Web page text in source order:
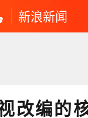
新浪新闻
改编的